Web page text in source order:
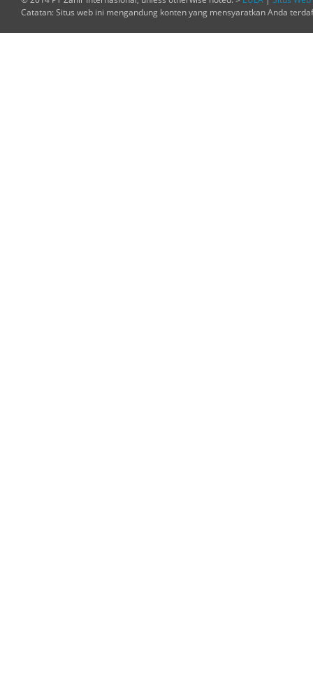
Catatan: Situs web ini mengandung konten yang mensyaratkan Anda